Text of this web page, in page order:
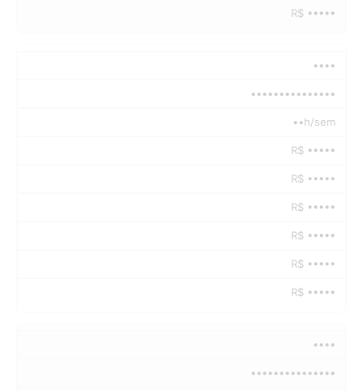
R$ •••••
••••
•••••••••••••••
••h/sem
R$ •••••
R$ •••••
R$ •••••
R$ •••••
R$ •••••
R$ •••••
••••
•••••••••••••••